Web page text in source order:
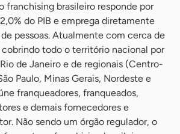
franchising brasileiro responde por
do PIB e emprega diretamente
pessoas. Atualmente com cerca de
cobrindo todo o território nacional por
de Janeiro e de regionais (Centro-
Paulo, Minas Gerais, Nordeste e
franqueadores, franqueados,
e demais fornecedores e
Não sendo um órgão regulador, o